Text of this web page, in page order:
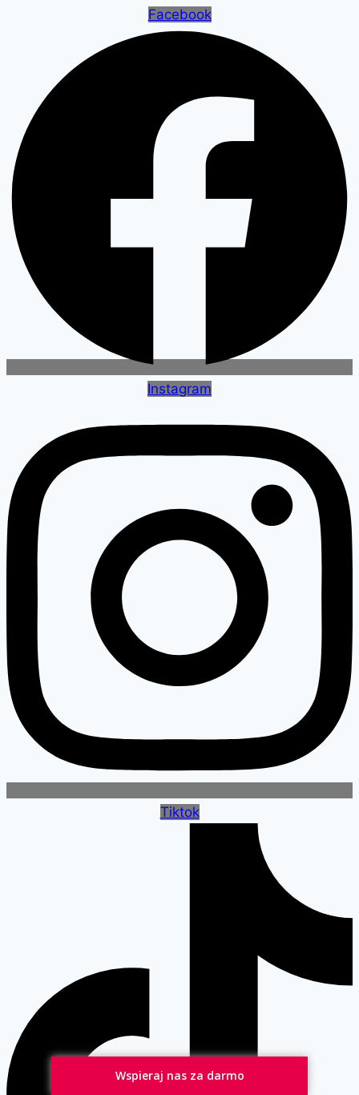
Facebook
Instagram
Tiktok
Wspieraj nas za darmo